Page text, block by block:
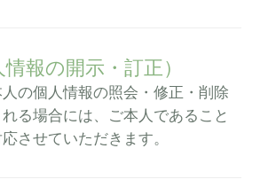
報の開示・訂正）
の個人情報の照会・修正・削除
る場合には、ご本人であること
させていただきます。